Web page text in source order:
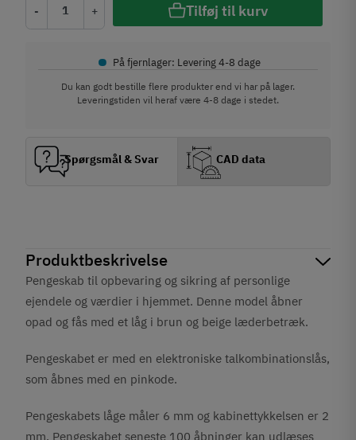
Produktbeskrivelse
Pengeskab til opbevaring og sikring af personlige
ejendele og værdier i hjemmet. Denne model åbner
opad og fås med et låg i brun og beige læderbetræk.
Pengeskabet er med en elektroniske talkombinationslås,
som åbnes med en pinkode.
Pengeskabets låge måler 6 mm og kabinettykkelsen er 2
mm. Pengeskabet seneste 100 åbninger kan udlæses
- + Tilføj til kurv
• På fjernlager: Levering 4-8 dage
Du kan godt bestille flere produkter end vi har på lager.
Leveringstiden vil heraf være 4-8 dage i stedet.
Spørgsmål & Svar CAD data